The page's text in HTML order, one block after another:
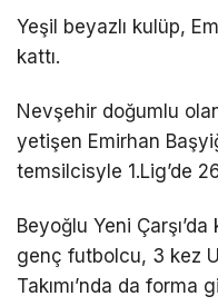
Yeşil beyazlı kulüp,
kattı.
Nevşehir doğumlu
yetişen Emirhan
temsilcisyle 1.Lig’de
Beyoğlu Yeni
genç futbolcu, 3 kez
Takımı’nda da forma